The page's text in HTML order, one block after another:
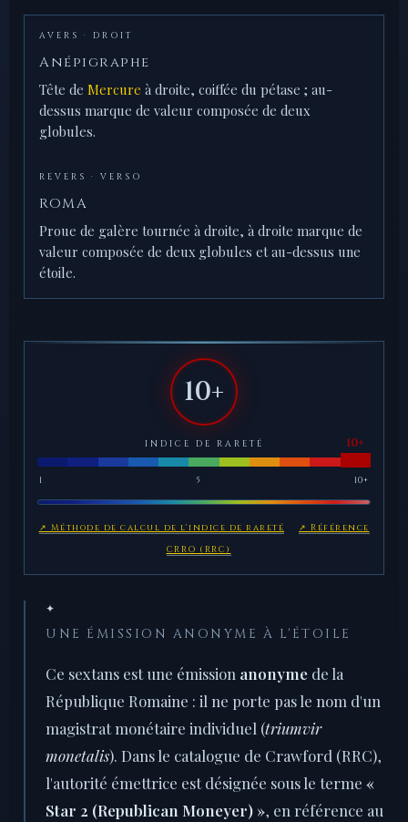
AVERS · DROIT
Anépigraphe
Tête de Mercure à droite, coiffée du pétase ; au-
dessus marque de valeur composée de deux
globules.
REVERS · VERSO
ROMA
Proue de galère tournée à droite, à droite marque de
valeur composée de deux globules et au-dessus une
étoile.
10+
INDICE DE RARETÉ
1 5 10+
↗ Méthode de calcul de l'indice de rareté
↗ Référence
CRRO (RRC)
✦
UNE ÉMISSION ANONYME À L'ÉTOILE
Ce sextans est une émission anonyme de la
République Romaine : il ne porte pas le nom d'un
magistrat monétaire individuel (triumvir
monetalis). Dans le catalogue de Crawford (RRC),
l'autorité émettrice est désignée sous le terme «
Star 2 (Republican Moneyer) », en référence au